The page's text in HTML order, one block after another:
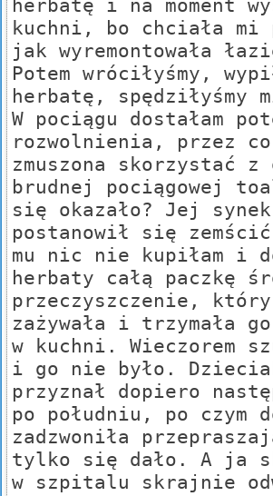
herbatę i na moment
kuchni, bo chciała mi
jak wyremontowała
Potem wróciłyśmy,
herbatę, spędziłyśmy
W pociągu dostałam
rozwolnienia, przez co
zmuszona skorzystać
brudnej pociągowej
się okazało? Jej synek
postanowił się
mu nic nie kupiłam i
herbaty całą paczkę
przeczyszczenie,
zażywała i trzymała
w kuchni. Wieczorem
i go nie było.
przyznał dopiero
po południu, po czym
zadzwoniła
tylko się dało. A ja
w szpitalu skrajnie